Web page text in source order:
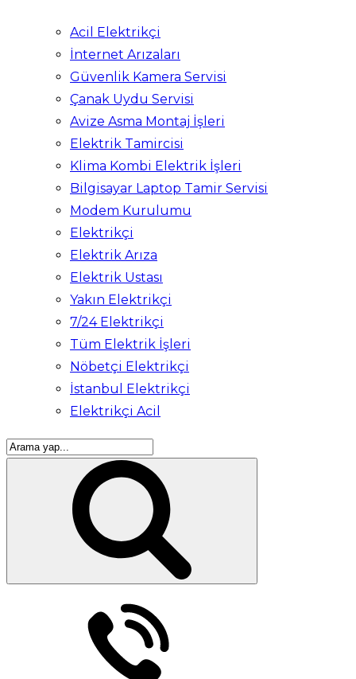
Acil Elektrikçi
İnternet Arızaları
Güvenlik Kamera Servisi
Çanak Uydu Servisi
Avize Asma Montaj İşleri
Elektrik Tamircisi
Klima Kombi Elektrik İşleri
Bilgisayar Laptop Tamir Servisi
Modem Kurulumu
Elektrikçi
Elektrik Arıza
Elektrik Ustası
Yakın Elektrikçi
7/24 Elektrikçi
Tüm Elektrik İşleri
Nöbetçi Elektrikçi
İstanbul Elektrikçi
Elektrikçi Acil